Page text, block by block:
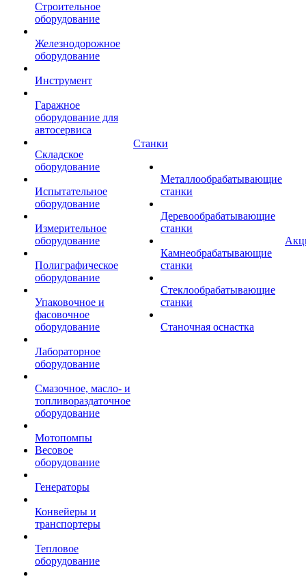
Строительное
оборудование
Железнодорожное
оборудование
Инструмент
Гаражное
оборудование для
автосервиса
Складское
оборудование
Испытательное
оборудование
Измерительное
оборудование
Полиграфическое
оборудование
Упаковочное и
фасовочное
оборудование
Лабораторное
оборудование
Смазочное, масло- и
топливораздаточное
оборудование
Мотопомпы
Весовое
оборудование
Генераторы
Конвейеры и
транспортеры
Тепловое
оборудование
Станки
Металлообрабатывающие
станки
Деревообрабатывающие
станки
Камнеобрабатывающие
станки
Стеклообрабатывающие
станки
Станочная оснастка